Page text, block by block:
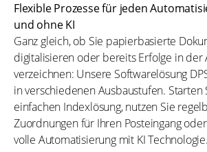
Flexible Prozesse für jeden
und ohne KI
Ganz gleich, ob Sie papierbasierte
digitalisieren oder bereits Erfolge in der
verzeichnen: Unsere Softwarelösung
in verschiedenen Ausbaustufen. Starten
einfachen Indexlösung, nutzen Sie
Zuordnungen für Ihren Posteingang
volle Automatisierung mit KI Technologie.